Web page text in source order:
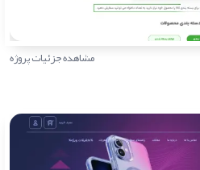
مشاهده جزئیات پروژه